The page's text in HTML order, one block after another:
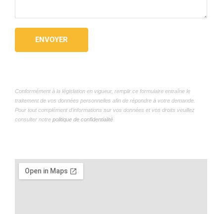
Conformément à la législation en vigueur, remplir ce formulaire entraîne le
traitement de vos données personnelles afin de répondre à votre demande.
Pour tout complément d’informations sur vos données et vos droits veuillez
consulter notre politique de confidentialité